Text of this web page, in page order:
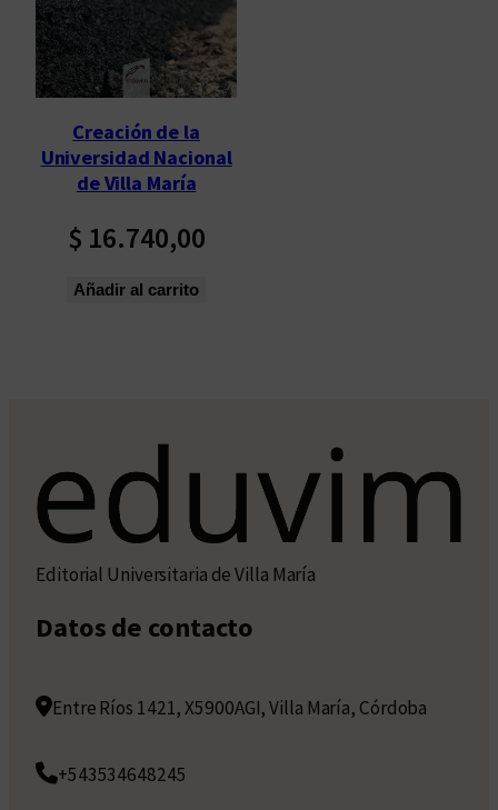
Creación de la
Universidad Nacional
de Villa María
$ 16.740,00
Añadir al carrito
Editorial Universitaria de Villa María
Datos de contacto
Entre Ríos 1421, X5900AGI, Villa María, Córdoba
+543534648245